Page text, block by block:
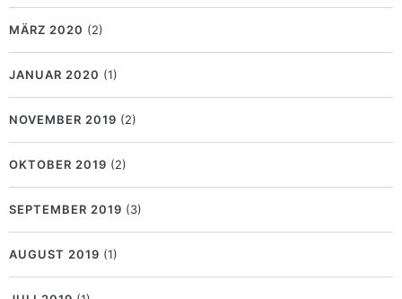
MÄRZ 2020 (2)
JANUAR 2020 (1)
NOVEMBER 2019 (2)
OKTOBER 2019 (2)
SEPTEMBER 2019 (3)
AUGUST 2019 (1)